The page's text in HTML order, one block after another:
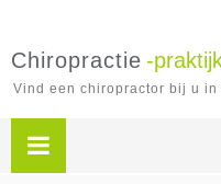
Chiropractie -
Vind een chiropractor bij u in